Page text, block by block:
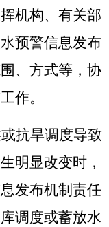
机构、有关部
预警信息发布
、方式等，协
作。
抗旱调度导致
明显改变时，
发布机制责任
调度或蓄放水